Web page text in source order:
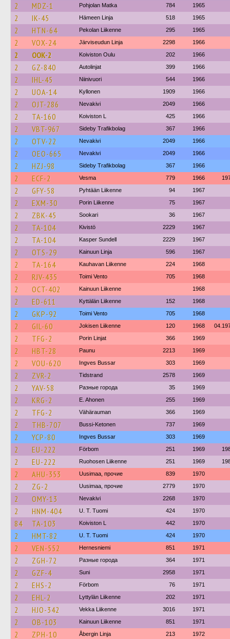
2 MDZ-1 Pohjolan Matka 784 1965
2 IK-45 Hämeen Linja 518 1965
2 HTN-64 Pekolan Liikenne 295 1965
2 VOX-24 Järviseudun Linja 2298 1966
2 OOK-2 Koiviston Oulu 202 1966
2 GZ-840 Autolinjat 399 1966
2 IHL-45 Niinivuori 544 1966
2 UOA-14 Kyllonen 1909 1966
2 OJT-286 Nevakivi 2049 1966
2 TA-160 Koiviston L 425 1966
2 VBT-967 Sideby Trafikbolag 367 1966
2 OTV-22 Nevakivi 2049 1966
2 OEO-665 Nevakivi 2049 1966
2 HZJ-98 Sideby Trafikbolag 367 1966
2 ECF-2 Vesma 779 1966
2 GFY-58 Pyhtään Liikenne 94 1967
2 EXM-30 Porin Liikenne 75 1967
2 ZBK-45 Sookari 36 1967
2 TA-104 Kivistö 2229 1967
2 TA-104 Kasper Sundell 2229 1967
2 OTS-29 Kainuun Linja 596 1967
2 TA-164 Kauhavan Liikenne 224 1968
2 RJV-435 Toimi Vento 705 1968
2 OCT-402 Kainuun Liikenne 1968
2 ED-611 Kyttälän Liikenne 152 1968
2 GKP-92 Toimi Vento 705 1968
2 GIL-60 Jokisen Liikenne 120 1968
2 TFG-2 Porin Linjat 366 1969
2 HBT-28 Paunu 2213 1969
2 VOU-620 Ingves Bussar 303 1969
2 ZVR-2 Tidstrand 2578 1969
2 YAV-58 Разные города 35 1969
2 KRG-2 E. Ahonen 255 1969
2 TFG-2 Vähärauman 366 1969
2 THB-707 Bussi-Ketonen 737 1969
2 YCP-80 Ingves Bussar 303 1969
2 EU-222 Förbom 251 1969
2 EU-222 Ruohosen Liikenne 251 1969
2 AHU-353 Uusimaa, прочие 839 1970
2 ZG-2 Uusimaa, прочие 2779 1970
2 OMY-13 Nevakivi 2268 1970
2 HNM-404 U. T. Tuomi 424 1970
84 TA-103 Koiviston L 442 1970
2 HMT-82 U. T. Tuomi 424 1970
2 VEN-552 Hernesniemi 851 1971
2 ZGH-72 Разные города 364 1971
2 GZF-4 Suni 2958 1971
2 EHS-2 Förbom 76 1971
2 EHL-2 Lyttylän Liikenne 202 1971
2 HJO-342 Vekka Liikenne 3016 1971
2 OB-103 Kainuun Liikenne 851 1971
2 ZPH-10 Åbergin Linja 213 1972